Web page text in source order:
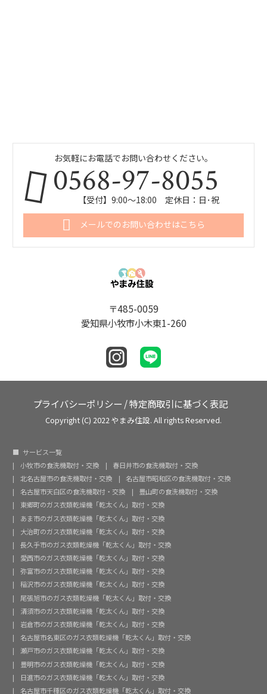
お気軽にお電話でお問い合わせください。
0568-97-8055
【受付】9:00～18:00 定休日：日･祝
メールでのお問い合わせはこちら
〒485-0059
愛知県小牧市小木東1-260
プライバシーポリシー /特定商取引に基づく表記
Copyright (C) 2022 やまみ住設. All rights Reserved.
サービス一覧
小牧市の食洗機取付・交換
春日井市の食洗機取付・交換
北名古屋市の食洗機取付・交換
名古屋市昭和区の食洗機取付・交換
名古屋市天白区の食洗機取付・交換
豊山町の食洗機取付・交換
東郷町のガス衣類乾燥機「乾太くん」取付・交換
あま市のガス衣類乾燥機「乾太くん」取付・交換
大治町のガス衣類乾燥機「乾太くん」取付・交換
長久手市のガス衣類乾燥機「乾太くん」取付・交換
愛西市のガス衣類乾燥機「乾太くん」取付・交換
弥富市のガス衣類乾燥機「乾太くん」取付・交換
稲沢市のガス衣類乾燥機「乾太くん」取付・交換
尾張旭市のガス衣類乾燥機「乾太くん」取付・交換
清須市のガス衣類乾燥機「乾太くん」取付・交換
岩倉市のガス衣類乾燥機「乾太くん」取付・交換
名古屋市名東区のガス衣類乾燥機「乾太くん」取付・交換
瀬戸市のガス衣類乾燥機「乾太くん」取付・交換
豊明市のガス衣類乾燥機「乾太くん」取付・交換
日進市のガス衣類乾燥機「乾太くん」取付・交換
名古屋市千種区のガス衣類乾燥機「乾太くん」取付・交換